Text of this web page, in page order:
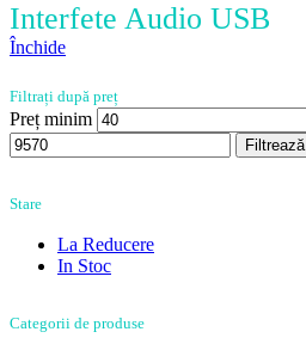
Interfete Audio USB
Închide
Filtrați după preț
Preț minim
Filtrează
Stare
La Reducere
In Stoc
Categorii de produse